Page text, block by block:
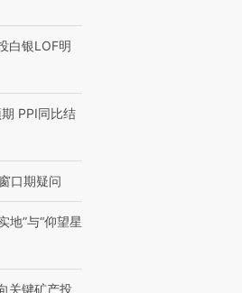
白银LOF明
PPI同比结
口期疑问
地”与“仰望星
关键矿产投